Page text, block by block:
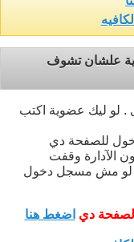
علشان تشوف
لو ليك عضوية اكتب
للصفحة دي
الآدارة وقفت
لو مش مسجل دخول
دي اضغط هنا